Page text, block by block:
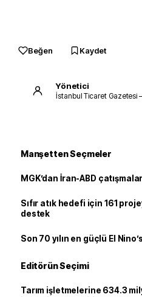
Beğen Kaydet
Yönetici
İstanbul Ticaret Gazetesi
Manşetten Seçmeler
MGK’dan İran-ABD
Sıfır atık hedefi için 161
destek
Son 70 yılın en güçlü El
Editörün Seçimi
Tarım işletmelerine 634.3